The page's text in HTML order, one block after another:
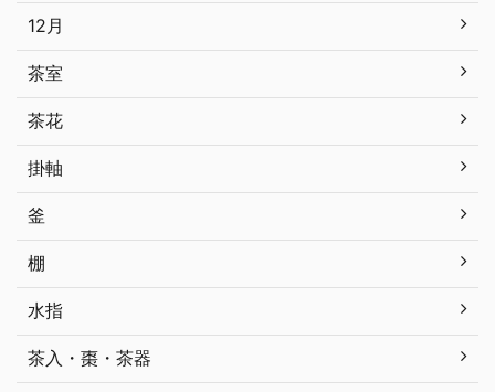
12月
茶室
茶花
掛軸
釜
棚
水指
茶入・棗・茶器